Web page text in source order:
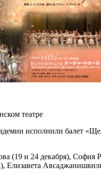
театре
исполнили балет
(19 и 24 декабря),
Елизавета